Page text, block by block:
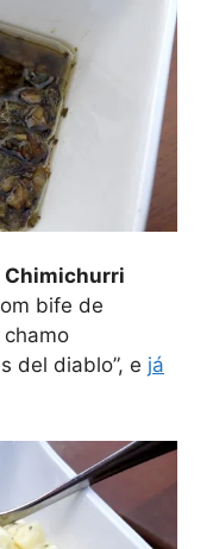
Chimichurri
bife de
chamo
del diablo”, e já